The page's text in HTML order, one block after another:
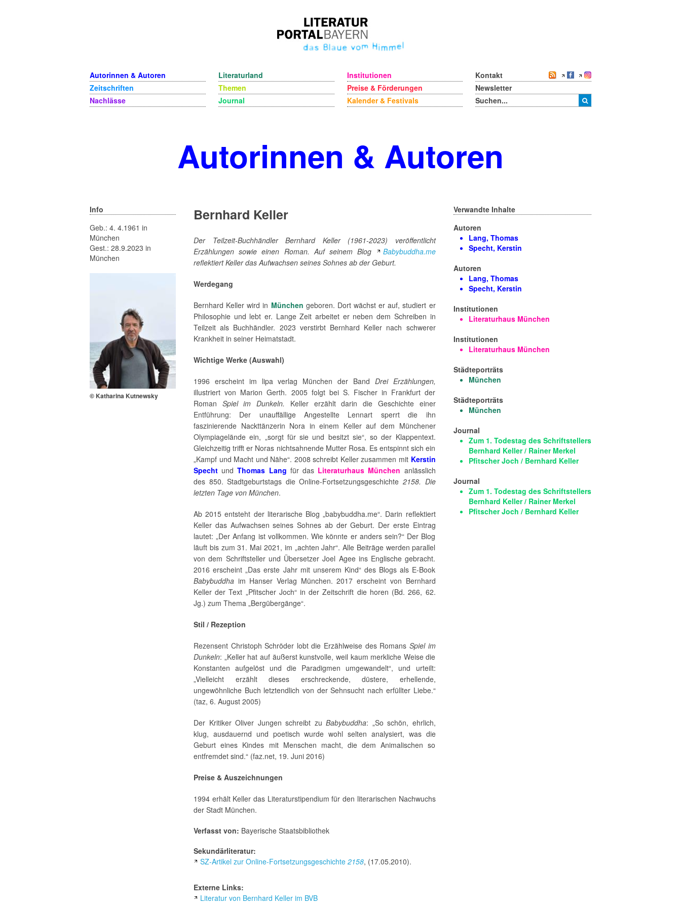
Autorinnen & Autoren
Zeitschriften
Nachlässe
Literaturland
Themen
Journal
Institutionen
Preise & Förderungen
Kalender & Festivals
Kontakt
Newsletter
Autorinnen & Autoren
Info
Geb.: 4. 4.1961 in
München
Gest.: 28.9.2023 in
München
© Katharina Kutnewsky
Bernhard Keller
Der Teilzeit-Buchhändler Bernhard Keller (1961-2023) veröffentlicht
Erzählungen sowie einen Roman. Auf seinem Blog
Babybuddha.me
reflektiert Keller das Aufwachsen seines Sohnes ab der Geburt.
Werdegang
Bernhard Keller wird in München geboren. Dort wächst er auf, studiert er
Philosophie und lebt er. Lange Zeit arbeitet er neben dem Schreiben in
Teilzeit als Buchhändler. 2023 verstirbt Bernhard Keller nach schwerer
Krankheit in seiner Heimatstadt.
Wichtige Werke (Auswahl)
1996 erscheint im lipa verlag München der Band Drei Erzählungen,
illustriert von Marion Gerth. 2005 folgt bei S. Fischer in Frankfurt der
Roman Spiel im Dunkeln. Keller erzählt darin die Geschichte einer
Entführung: Der unauffällige Angestellte Lennart sperrt die ihn
faszinierende Nackttänzerin Nora in einem Keller auf dem Münchener
Olympiagelände ein, „sorgt für sie und besitzt sie“, so der Klappentext.
Gleichzeitig trifft er Noras nichtsahnende Mutter Rosa. Es entspinnt sich ein
„Kampf und Macht und Nähe“. 2008 schreibt Keller zusammen mit Kerstin
Specht undThomas Lang für das Literaturhaus München anlässlich
des 850. Stadtgeburtstags die Online-Fortsetzungsgeschichte 2158. Die
letzten Tage von München.
Ab 2015 entsteht der literarische Blog „babybuddha.me“. Darin reflektiert
Keller das Aufwachsen seines Sohnes ab der Geburt. Der erste Eintrag
lautet: „Der Anfang ist vollkommen. Wie könnte er anders sein?“ Der Blog
läuft bis zum 31. Mai 2021, im „achten Jahr“. Alle Beiträge werden parallel
von dem Schriftsteller und Übersetzer Joel Agee ins Englische gebracht.
2016 erscheint „Das erste Jahr mit unserem Kind“ des Blogs als E-Book
Babybuddha im Hanser Verlag München. 2017 erscheint von Bernhard
Keller der Text „Pfitscher Joch“ in der Zeitschrift die horen (Bd. 266, 62.
Jg.) zum Thema „Bergübergänge“.
Stil / Rezeption
Rezensent Christoph Schröder lobt die Erzählweise des Romans Spiel im
Dunkeln: „Keller hat auf äußerst kunstvolle, weil kaum merkliche Weise die
Konstanten aufgelöst und die Paradigmen umgewandelt“, und urteilt:
„Vielleicht erzählt dieses erschreckende, düstere, erhellende,
ungewöhnliche Buch letztendlich von der Sehnsucht nach erfüllter Liebe.“
(taz, 6. August 2005)
Der Kritiker Oliver Jungen schreibt zu Babybuddha: „So schön, ehrlich,
klug, ausdauernd und poetisch wurde wohl selten analysiert, was die
Geburt eines Kindes mit Menschen macht, die dem Animalischen so
entfremdet sind.“ (faz.net, 19. Juni 2016)
Preise & Auszeichnungen
1994 erhält Keller das Literaturstipendium für den literarischen Nachwuchs
der Stadt München.
Verfasst von: Bayerische Staatsbibliothek
Sekundärliteratur:
SZ-Artikel zur Online-Fortsetzungsgeschichte 2158, (17.05.2010).
Externe Links:
Literatur von Bernhard Keller im BVB
Verwandte Inhalte
Autoren
Lang, Thomas
Specht, Kerstin
Autoren
Lang, Thomas
Specht, Kerstin
Institutionen
Literaturhaus München
Institutionen
Literaturhaus München
Städteporträts
München
Städteporträts
München
Journal
Zum 1. Todestag des Schriftstellers
Bernhard Keller / Rainer Merkel
Pfitscher Joch / Bernhard Keller
Journal
Zum 1. Todestag des Schriftstellers
Bernhard Keller / Rainer Merkel
Pfitscher Joch / Bernhard Keller